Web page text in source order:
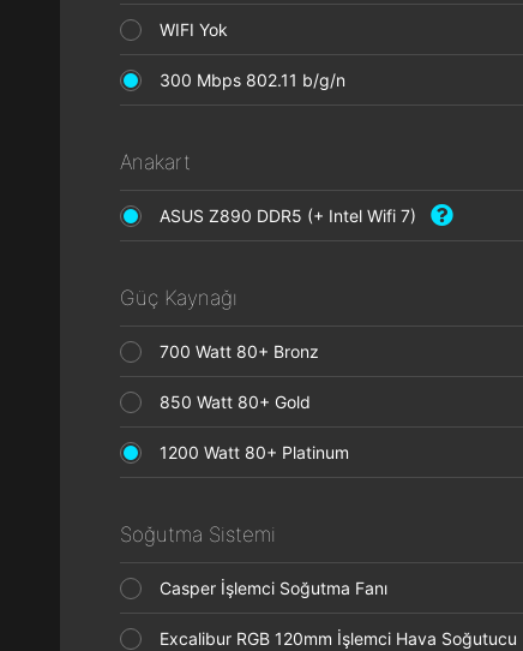
WIFI Yok
300 Mbps 802.11 b/g/n
Anakart
ASUS Z890 DDR5 (+ Intel Wifi 7)
Güç Kaynağı
700 Watt 80+ Bronz
850 Watt 80+ Gold
1200 Watt 80+ Platinum
Soğutma Sistemi
Casper İşlemci Soğutma Fanı
Excalibur RGB 120mm İşlemci Hava Soğutucu